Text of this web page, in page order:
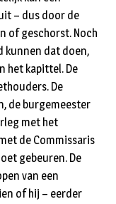
– dus door de
of geschorst. Noch
kunnen dat doen,
het kapittel. De
De
de burgemeester
met het
de Commissaris
gebeuren. De
van een
of hij – eerder